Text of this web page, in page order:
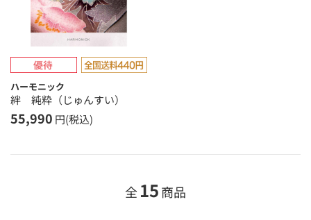
ハーモニック
絆 純粋（じゅんすい）
55,990 円(税込)
全15商品